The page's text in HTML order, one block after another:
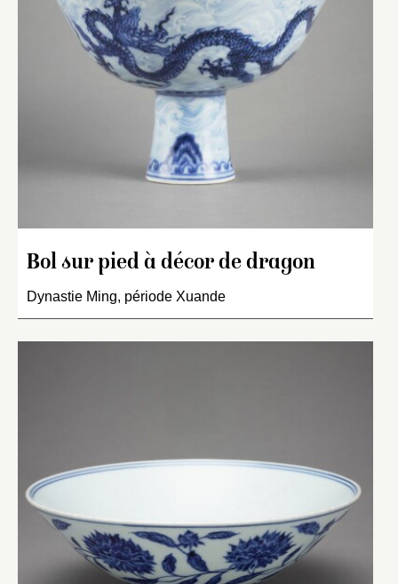
Bol sur pied à décor de dragon
Dynastie Ming, période Xuande